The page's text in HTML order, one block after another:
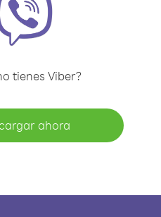
tienes Viber?
ahora